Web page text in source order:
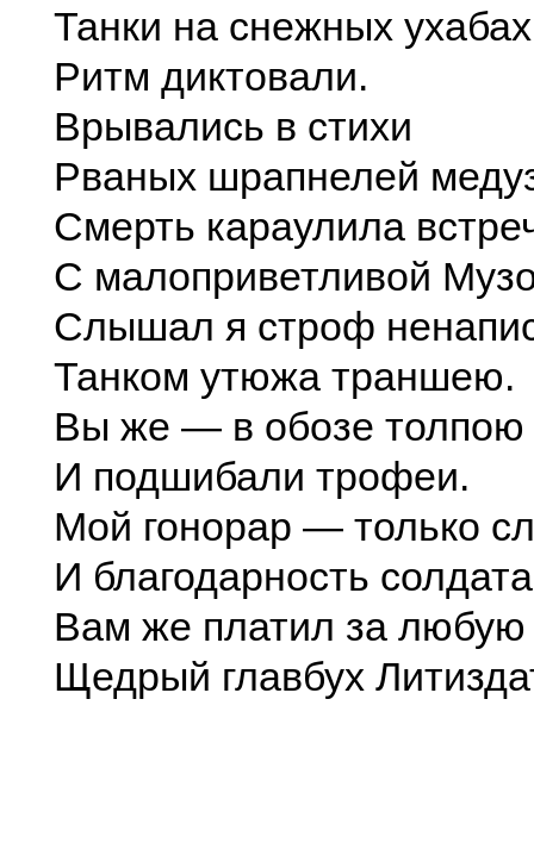
Танки на снежных ухабах
Ритм диктовали.
Врывались в стихи
Рваных шрапнелей
Смерть караулила
С малоприветливой
Слышал я строф
Танком утюжа траншею.
Вы же — в обозе толпою
И подшибали трофеи.
Мой гонорар — только
И благодарность
Вам же платил за любую
Щедрый главбух